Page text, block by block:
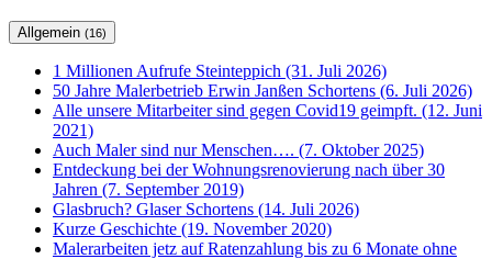
Allgemein (16)
1 Millionen Aufrufe Steinteppich (31. Juli 2026)
50 Jahre Malerbetrieb Erwin Janßen Schortens (6. Juli 2026)
Alle unsere Mitarbeiter sind gegen Covid19 geimpft. (12. Juni
2021)
Auch Maler sind nur Menschen…. (7. Oktober 2025)
Entdeckung bei der Wohnungsrenovierung nach über 30
Jahren (7. September 2019)
Glasbruch? Glaser Schortens (14. Juli 2026)
Kurze Geschichte (19. November 2020)
Malerarbeiten jetz auf Ratenzahlung bis zu 6 Monate ohne